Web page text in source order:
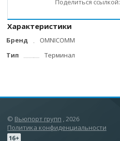
Поделиться ссылкой:
Характеристики
Бренд
OMNICOMM
Тип
Терминал
© Вьюпорт групп , 2026
Политика конфиденциальности